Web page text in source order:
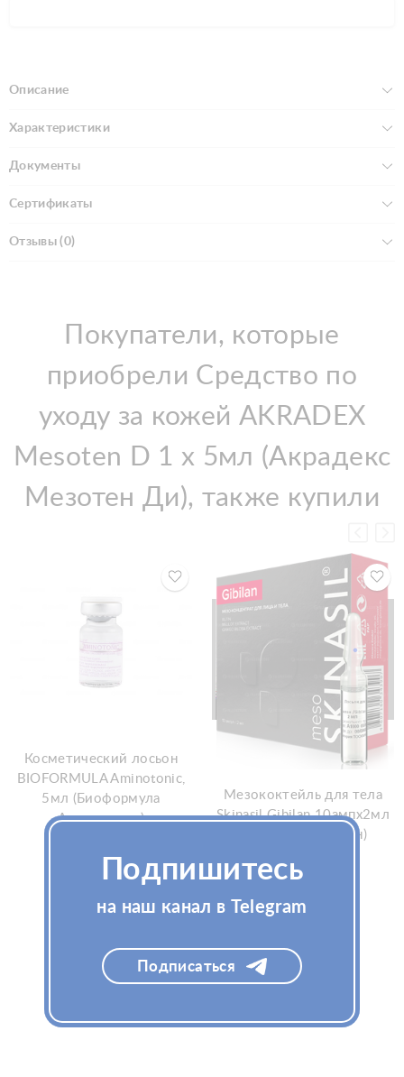
Описание
Характеристики
Документы
Сертификаты
Отзывы (0)
Покупатели, которые
приобрели Средство по
уходу за кожей AKRADEX
Mesoten D 1 х 5мл (Акрадекс
Мезотен Ди), также купили
Косметический лосьон
BIOFORMULA Aminotonic,
5мл (Биоформула
Аминотоник)
Мезококтейль для тела
Skinasil Gibilan 10ампx2мл
(Скинасил Гибилан)
Узнать цену
Подпишитесь
на наш канал в Telegram
Подписаться